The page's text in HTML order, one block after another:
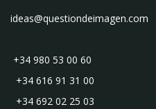
ideas@questiondeimagen.com
+34 980 53 00 60
+34 616 91 31 00
+34 692 02 25 03